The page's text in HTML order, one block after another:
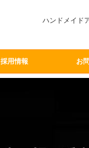
ハンドメイド
採用情報 お